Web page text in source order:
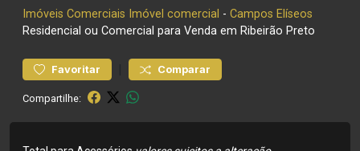
Imóveis Comerciais Imóvel comercial - Campos Elíseos
Residencial ou Comercial para Venda em Ribeirão Preto
Favoritar Comparar
Compartilhe: